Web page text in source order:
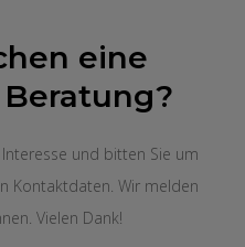
eine
und bitten Sie um
Kontaktdaten. Wir melden
Vielen Dank!